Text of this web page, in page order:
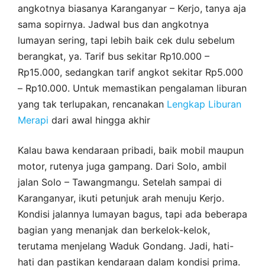
angkotnya biasanya Karanganyar – Kerjo, tanya aja
sama sopirnya. Jadwal bus dan angkotnya
lumayan sering, tapi lebih baik cek dulu sebelum
berangkat, ya. Tarif bus sekitar Rp10.000 –
Rp15.000, sedangkan tarif angkot sekitar Rp5.000
– Rp10.000. Untuk memastikan pengalaman liburan
yang tak terlupakan, rencanakan Lengkap Liburan
Merapi dari awal hingga akhir
Kalau bawa kendaraan pribadi, baik mobil maupun
motor, rutenya juga gampang. Dari Solo, ambil
jalan Solo – Tawangmangu. Setelah sampai di
Karanganyar, ikuti petunjuk arah menuju Kerjo.
Kondisi jalannya lumayan bagus, tapi ada beberapa
bagian yang menanjak dan berkelok-kelok,
terutama menjelang Waduk Gondang. Jadi, hati-
hati dan pastikan kendaraan dalam kondisi prima.